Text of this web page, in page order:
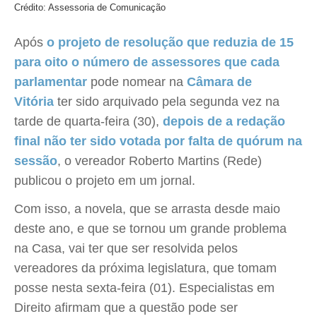
Crédito: Assessoria de Comunicação
Após o projeto de resolução que reduzia de 15
para oito o número de assessores que cada
parlamentar pode nomear na Câmara de
Vitória ter sido arquivado pela segunda vez na
tarde de quarta-feira (30), depois de a redação
final não ter sido votada por falta de quórum na
sessão, o vereador Roberto Martins (Rede)
publicou o projeto em um jornal.
Com isso, a novela, que se arrasta desde maio
deste ano, e que se tornou um grande problema
na Casa, vai ter que ser resolvida pelos
vereadores da próxima legislatura, que tomam
posse nesta sexta-feira (01). Especialistas em
Direito afirmam que a questão pode ser